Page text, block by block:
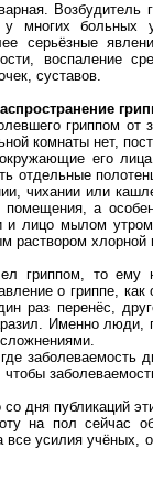
Возбудитель
у многих
серьёзные
воспаление
суставов.
гриппом от
комнаты нет,
его
отдельные
чихании или
помещения, а
и лицо мылом
раствором хлорной
гриппом, то
о гриппе,
раз перенёс,
Именно люди,
где
чтобы
дня публикаций
на пол сейчас
все усилия учёных,